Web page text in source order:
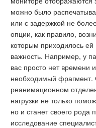
можно было
или с задержкой не
опции, как правило,
которым приходилось
важность. Например, у
вас просто нет времени
необходимый фрагмент.
реанимационном
нагрузки не только
но и станет своего рода
исследование